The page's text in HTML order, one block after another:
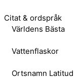
Citat & ordspråk
Världens Bästa
Vattenflaskor
Ortsnamn Latitud